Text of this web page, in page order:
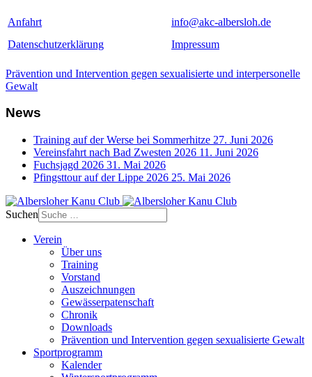
Anfahrt
info@akc-albersloh.de
Datenschutzerklärung
Impressum
Prävention und Intervention gegen sexualisierte und interpersonelle
Gewalt
News
Training auf der Werse bei Sommerhitze 27. Juni 2026
Vereinsfahrt nach Bad Zwesten 2026 11. Juni 2026
Fuchsjagd 2026 31. Mai 2026
Pfingsttour auf der Lippe 2026 25. Mai 2026
Suchen
Verein
Über uns
Training
Vorstand
Auszeichnungen
Gewässerpatenschaft
Chronik
Downloads
Prävention und Intervention gegen sexualisierte Gewalt
Sportprogramm
Kalender